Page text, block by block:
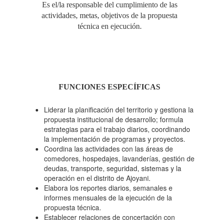
Es el/la responsable del cumplimiento de las
actividades, metas, objetivos de la propuesta
técnica en ejecución.
FUNCIONES ESPECÍFICAS
Liderar la planificación del territorio y gestiona la
propuesta institucional de desarrollo; formula
estrategias para el trabajo diarios, coordinando
la implementación de programas y proyectos.
Coordina las actividades con las áreas de
comedores, hospedajes, lavanderías, gestión de
deudas, transporte, seguridad, sistemas y la
operación en el distrito de Ajoyani.
Elabora los reportes diarios, semanales e
informes mensuales de la ejecución de la
propuesta técnica.
Establecer relaciones de concertación con